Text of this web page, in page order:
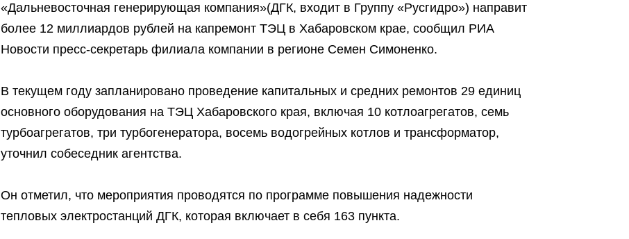
«Дальневосточная генерирующая компания»(ДГК, входит в Группу «Русгидро») направит
более 12 миллиардов рублей на капремонт ТЭЦ в Хабаровском крае, сообщил РИА
Новости пресс-секретарь филиала компании в регионе Семен Симоненко.
В текущем году запланировано проведение капитальных и средних ремонтов 29 единиц
основного оборудования на ТЭЦ Хабаровского края, включая 10 котлоагрегатов, семь
турбоагрегатов, три турбогенератора, восемь водогрейных котлов и трансформатор,
уточнил собеседник агентства.
Он отметил, что мероприятия проводятся по программе повышения надежности
тепловых электростанций ДГК, которая включает в себя 163 пункта.